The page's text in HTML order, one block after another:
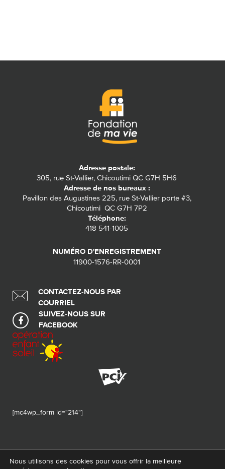
Adresse postale:
305, rue St-Vallier, Chicoutimi QC G7H 5H6
Adresse de nos bureaux :
Pavillon des Augustines 225, rue St-Vallier porte #3,
Chicoutimi QC G7H 7P2
Téléphone:
418 541-1005
NUMÉRO D'ENREGISTREMENT
11900-1576-RR-0001
CONTACTEZ-NOUS PAR
COURRIEL
SUIVEZ-NOUS SUR
FACEBOOK
[mc4wp_form id="214"]
Nous utilisons des cookies pour vous offrir la meilleure